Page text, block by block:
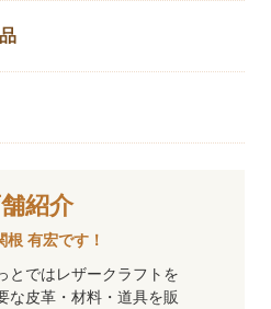
紹介
根 有宏です！
とではレザークラフトを
な皮革・材料・道具を販